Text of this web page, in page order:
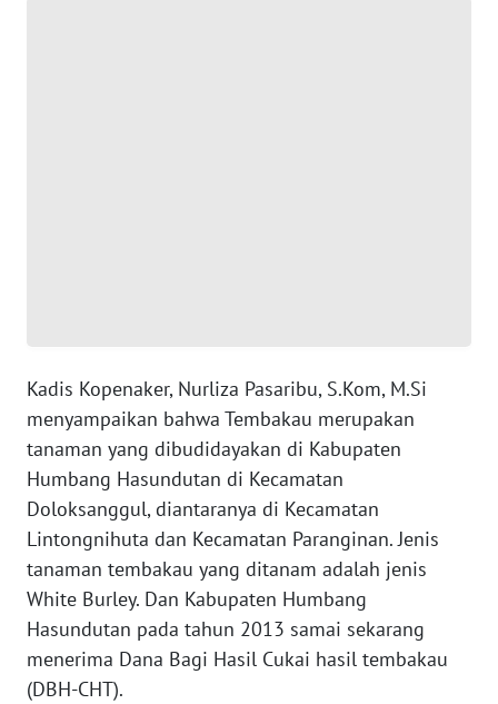
Kadis Kopenaker, Nurliza Pasaribu, S.Kom, M.Si
menyampaikan bahwa Tembakau merupakan
tanaman yang dibudidayakan di Kabupaten
Humbang Hasundutan di Kecamatan
Doloksanggul, diantaranya di Kecamatan
Lintongnihuta dan Kecamatan Paranginan. Jenis
tanaman tembakau yang ditanam adalah jenis
White Burley. Dan Kabupaten Humbang
Hasundutan pada tahun 2013 samai sekarang
menerima Dana Bagi Hasil Cukai hasil tembakau
(DBH-CHT).
JAMBI
WN
SULTRA
WN
NTB
WN
SULTENG